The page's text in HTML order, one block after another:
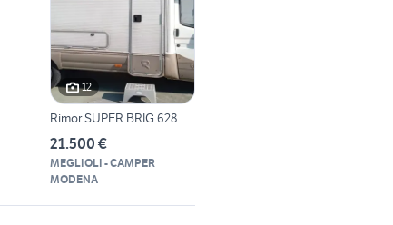
12
Rimor SUPER BRIG 628
21.500 €
MEGLIOLI - CAMPER
MODENA